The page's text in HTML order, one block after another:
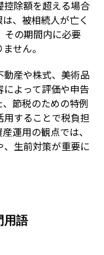
除額を超える場合
、被相続人が亡く
その期間内に必要
せん。
産や株式、美術品
よって評価や申告
節税のための特例
することで税負担
運用の観点では、
生前対策が重要に
用語